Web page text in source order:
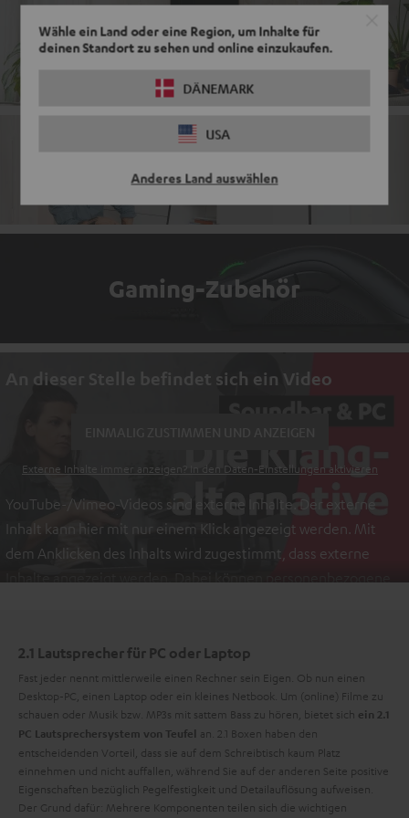
Wähle ein Land oder eine Region, um Inhalte für
deinen Standort zu sehen und online einzukaufen.
DÄNEMARK
USA
Anderes Land auswählen
Komplettanlagen
Soundbars mit Radio
Gaming-Zubehör
An dieser Stelle befindet sich ein Video
Externe Inhalte immer anzeigen? In den Daten‑Einstellungen aktivieren
YouTube-/Vimeo-Videos sind externe Inhalte. Der externe
Inhalt kann hier mit nur einem Klick angezeigt werden. Mit
dem Anklicken des Inhalts wird zugestimmt, dass externe
Inhalte angezeigt werden. Dabei können personenbezogene
finden.
2.1 Lautsprecher für PC oder Laptop
Fast jeder nennt mittlerweile einen Rechner sein Eigen. Ob nun einen
Desktop-PC, einen Laptop oder ein kleines Netbook. Um (online) Filme zu
schauen oder Musik bzw. MP3s mit sattem Bass zu hören, bietet sich ein 2.1
PC Lautsprechersystem von Teufel an. 2.1 Boxen haben den
entscheidenden Vorteil, dass sie auf dem Schreibtisch kaum Platz
einnehmen und nicht auffallen, während Sie auf der anderen Seite positive
Eigenschaften bezüglich Pegelfestigkeit und Detailauflösung aufweisen.
Der Grund dafür: Mehrere Komponenten teilen sich die wichtigen